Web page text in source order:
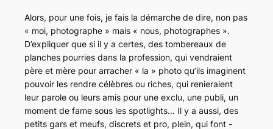
Alors, pour une fois, je fais la démarche de dire, non pas
« moi, photographe » mais « nous, photographes ».
D’expliquer que si il y a certes, des tombereaux de
planches pourries dans la profession, qui vendraient
père et mère pour arracher « la » photo qu’ils imaginent
pouvoir les rendre célèbres ou riches, qui renieraient
leur parole ou leurs amis pour une exclu, une publi, un
moment de fame sous les spotlights… Il y a aussi, des
petits gars et meufs, discrets et pro, plein, qui font -